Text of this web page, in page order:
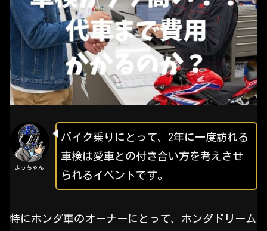
まっちゃん
バイク乗りにとって、2年に一度訪れる
車検は愛車との付き合い方を考えさせ
られるイベントです。
特にホンダ車のオーナーにとって、ホンダドリーム